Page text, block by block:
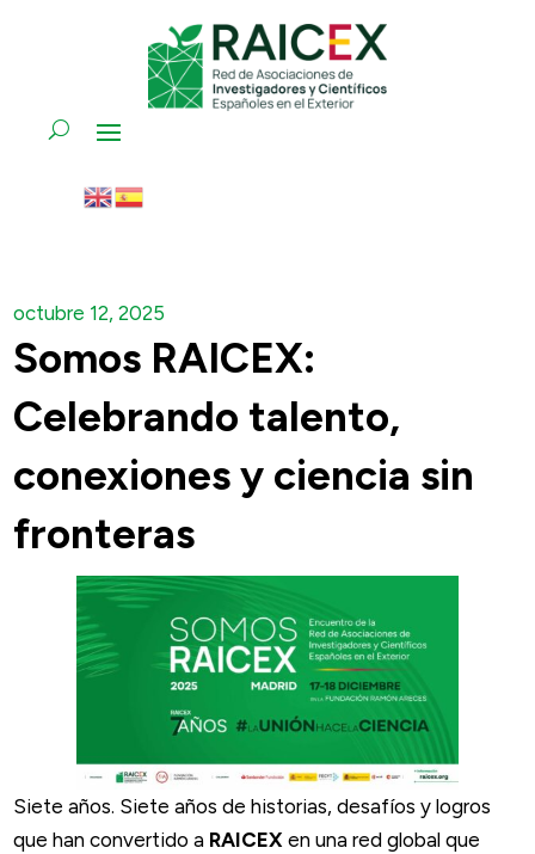
octubre 12, 2025
Somos RAICEX:
Celebrando talento,
conexiones y ciencia sin
fronteras
Siete años. Siete años de historias, desafíos y logros
que han convertido a RAICEX en una red global que